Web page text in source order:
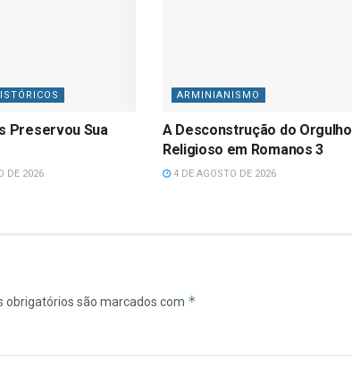
Preservou Sua
DE 2026
ARMINIANISMO
A Desconstrução do Orgulho
Religioso em Romanos 3
4 DE AGOSTO DE 2026
obrigatórios são marcados com *